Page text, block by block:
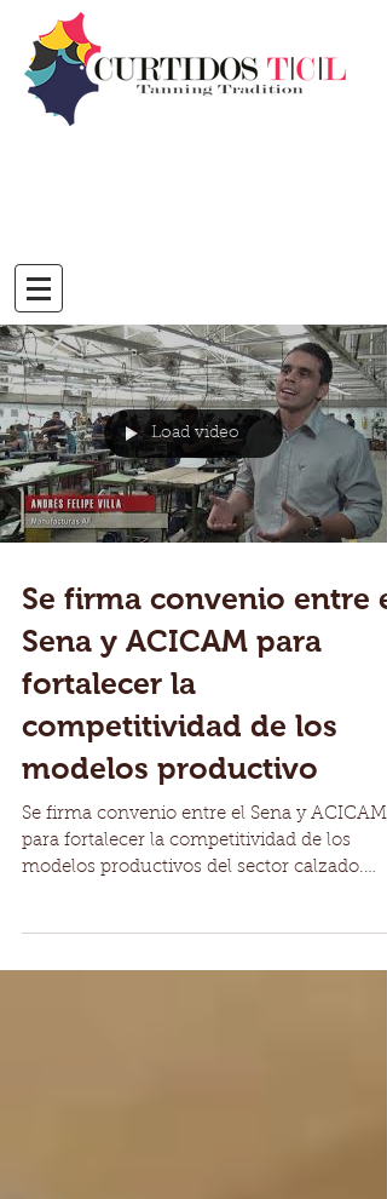
Load video
Se firma convenio entre el
Sena y ACICAM para
fortalecer la
competitividad de los
modelos productivo
Se firma convenio entre el Sena y ACICAM
para fortalecer la competitividad de los
modelos productivos del sector calzado.